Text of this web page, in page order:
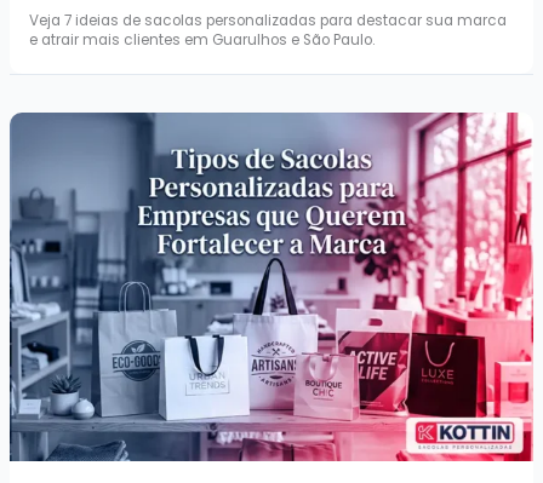
Veja 7 ideias de sacolas personalizadas para destacar sua marca
e atrair mais clientes em Guarulhos e São Paulo.